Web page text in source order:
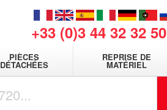
+33 (0)3 44 32 32 50
PIÈCES
DÉTACHÉES
REPRISE DE
MATÉRIEL